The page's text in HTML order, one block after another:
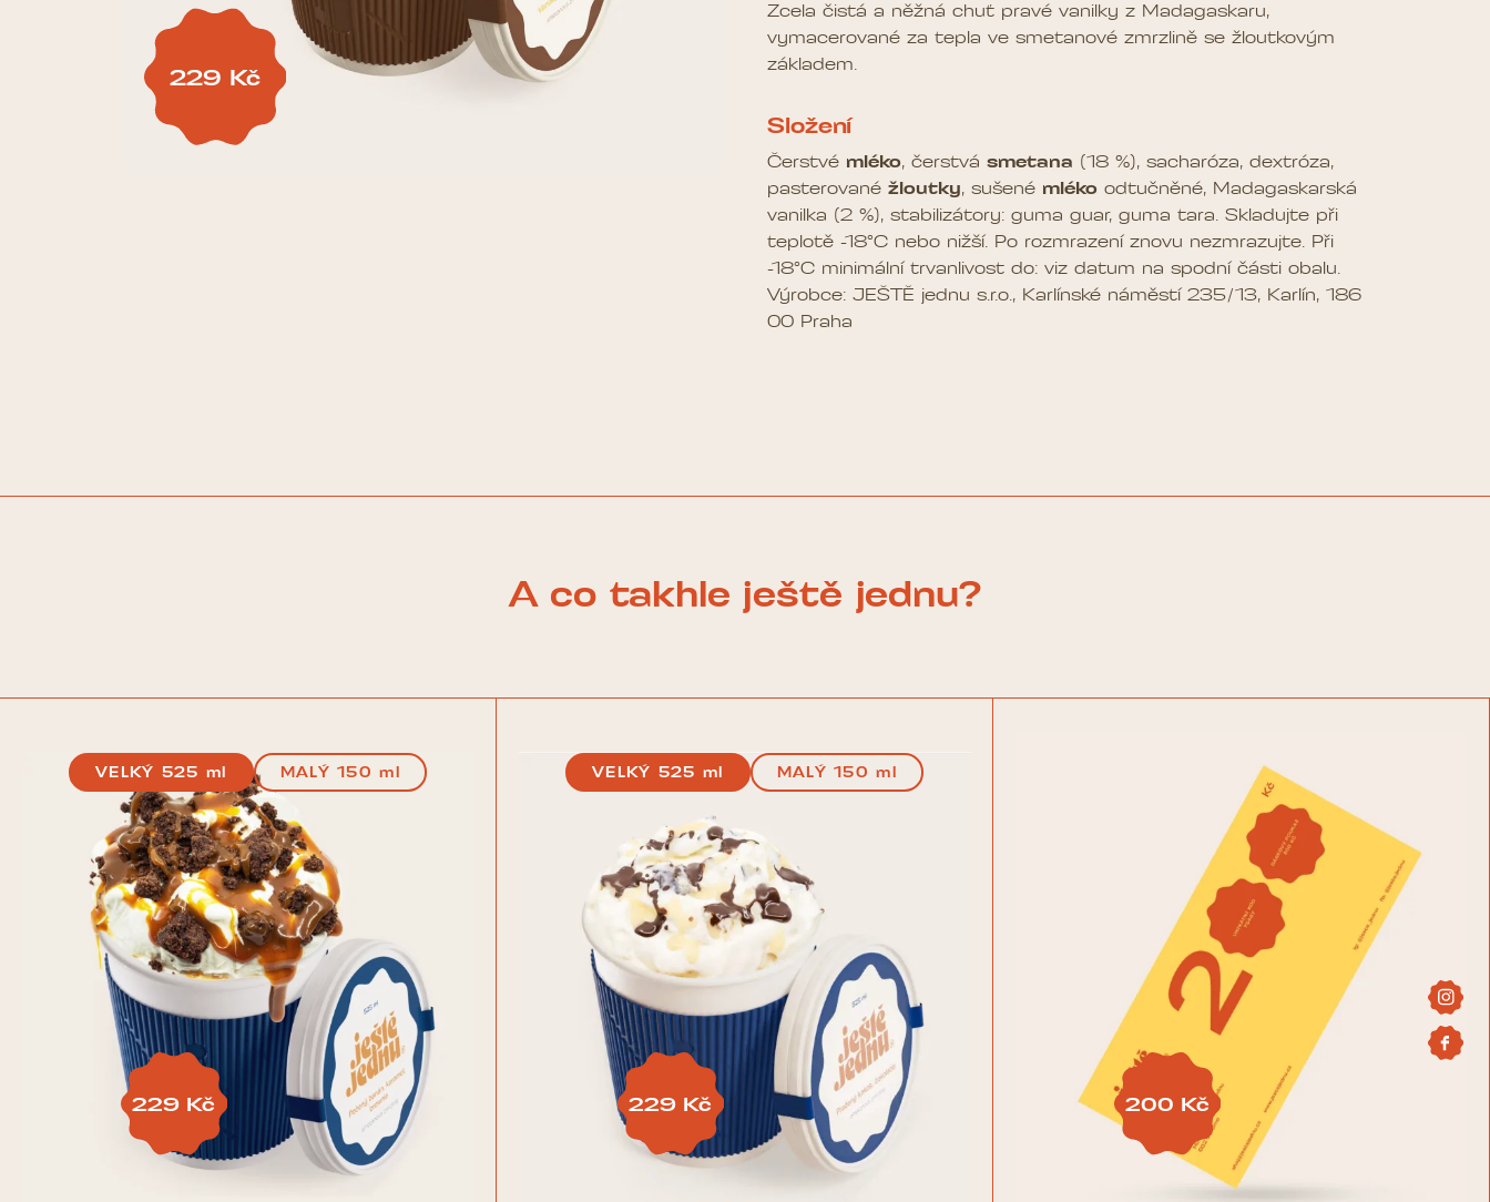
229 Kč
Zcela čistá a něžná chuť pravé vanilky z Madagaskaru,
vymacerované za tepla ve smetanové zmrzlině se žloutkovým
základem.
Složení
Čerstvé mléko, čerstvá smetana (18 %), sacharóza, dextróza,
pasterované žloutky, sušené mléko odtučněné, Madagaskarská
vanilka (2 %), stabilizátory: guma guar, guma tara. Skladujte při
teplotě -18°C nebo nižší. Po rozmrazení znovu nezmrazujte. Při
-18°C minimální trvanlivost do: viz datum na spodní části obalu.
Výrobce: JEŠTĚ jednu s.r.o., Karlínské náměstí 235/13, Karlín, 186
00 Praha
A co takhle ještě jednu?
229 Kč
VELKÝ 525 ml MALÝ 150 ml
229 Kč
VELKÝ 525 ml MALÝ 150 ml
200 Kč